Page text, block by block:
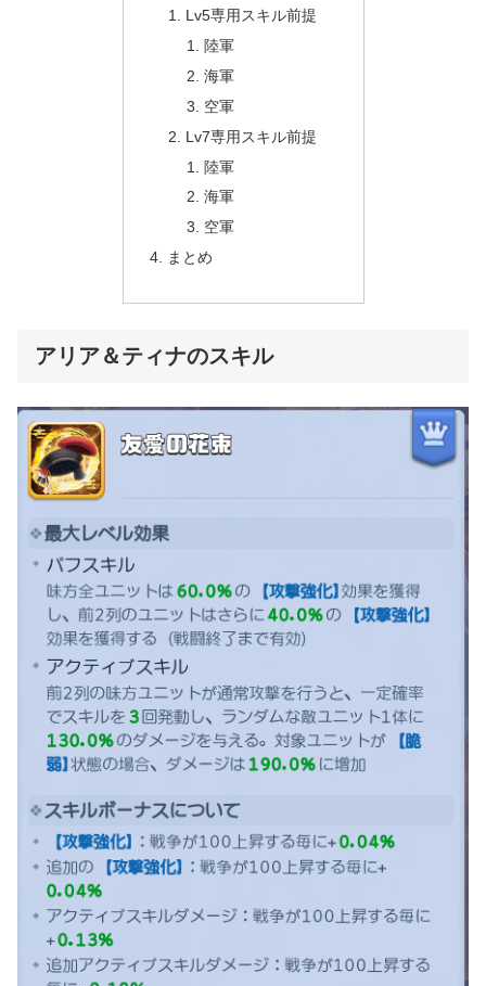
Lv5専用スキル前提
陸軍
海軍
空軍
Lv7専用スキル前提
陸軍
海軍
空軍
まとめ
アリア＆ティナのスキル